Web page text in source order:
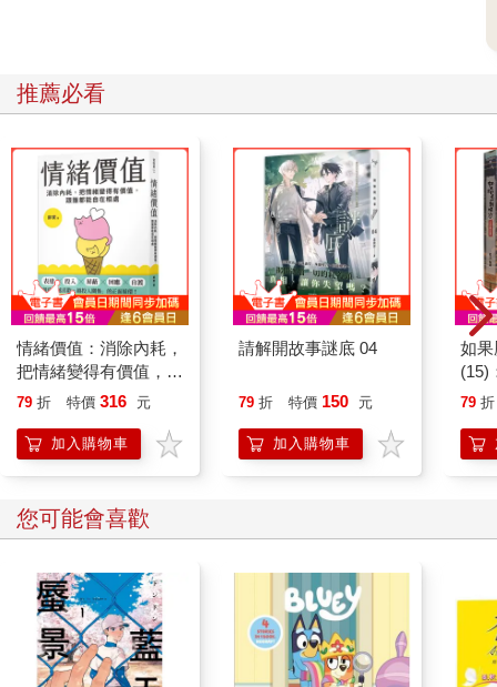
愛，因為有貪有奪，傳承的美德美意，讓所有的捨得，轉念為如
履薄冰的三思後行，我們在不想被不公平對待時，能不能也反思
這本書之初，是為呼籲「預立遺囑」、「瞭解特留分」、「借重
信託與保險來保障自己財產」而寫，但是婚姻的戰爭，也件件令
人稱奇，於是將前任現任的婚姻關係也納入書中；其實，所有問
題追根結底都跟金錢有關，相形之下，我們主題沒有走偏，而是
走寬了。
現在不管你遭遇什麼狀況，這本書都感同身受的提醒你：
你自己的錢，又為什麼會被迫成為別人的錢？
作者序
在情感與利益之間，少一些對立，多一些和平
李永然
在我四十餘年的律師執業生涯裡，處理過各式各樣與家庭有關的
斷、理還亂的婚姻與繼承問題。不論身分地位如何，當婚姻、親
情關係牽涉到金錢與法律時，其複雜程度往往出乎想像。
過去台灣社會家庭關係較為單純，多數人深受傳統習俗、親情倫
理的影響，甚少談及夫妻間的財產安排或往生後遺產的規劃，甚
至將「預立遺囑」視為不吉利，加以避諱。這樣的觀念導致女性
推薦必看
情緒價值：消除內耗，
把情緒變得有價值，跟
誰都能自在相處
79 折 特價 316 元
加入購物車
請解開故事謎底 04
79 折 特價 150 元
加入購物車
如
(15)
貓
79 折
您可能會喜歡